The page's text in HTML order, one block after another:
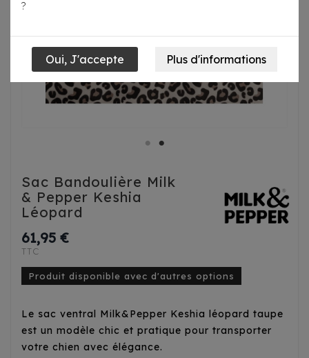
Sac Bandoulière Milk
& Pepper Keshia
Léopard
61,95 €
TTC
Produit disponible avec d'autres options
Le sac ventral Milk&Pepper Keshia léopard taupe
est un modèle chic et pratique pour transporter
votre chien avec élégance.
?